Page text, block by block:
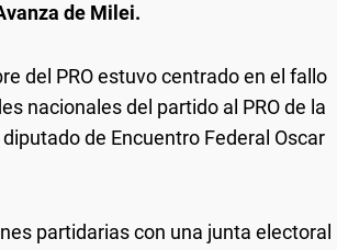
de Milei.
del PRO estuvo centrado en el fallo
nacionales del partido al PRO de la
de Encuentro Federal Oscar
partidarias con una junta electoral